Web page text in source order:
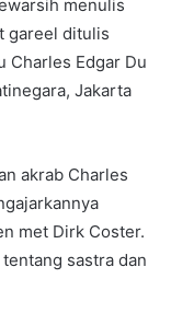
menulis
gareel ditulis
Charles Edgar Du
Jakarta
akrab Charles
met Dirk Coster.
sastra dan